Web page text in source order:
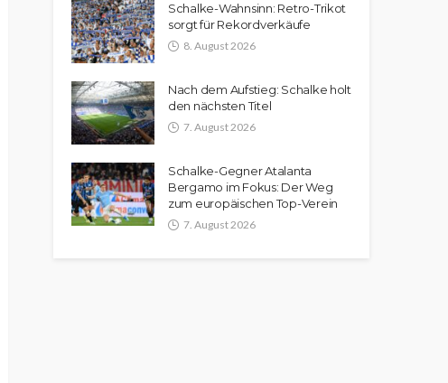
Schalke-Wahnsinn: Retro-Trikot
sorgt für Rekordverkäufe
8. August 2026
Nach dem Aufstieg: Schalke holt
den nächsten Titel
7. August 2026
Schalke-Gegner Atalanta
Bergamo im Fokus: Der Weg
zum europäischen Top-Verein
7. August 2026